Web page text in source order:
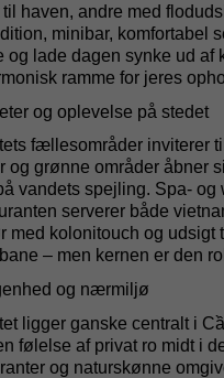
til haven, andre med
minibar, komfortabel
og lade dagen synke ud af
ramme for jeres
og oplevelse på stedet
fællesområder inviterer
og grønne områder åbner
vandets spejling. Spa- og
serverer både
med kolonitouch og udsigt
– men kernen er den
og nærmiljø
ligger ganske centralt i
følelse af privat ro midt i
og naturskønne